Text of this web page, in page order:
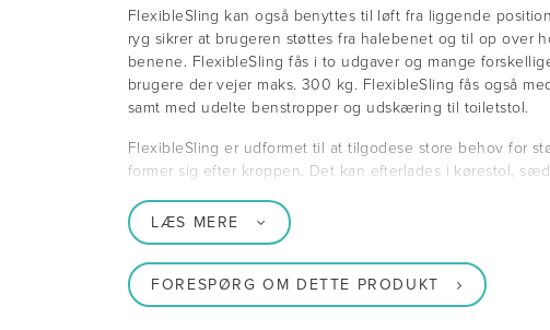
FlexibleSling kan også benyttes til løft fra liggende
ryg sikrer at brugeren støttes fra halebenet og til op over
benene. FlexibleSling fås i to udgaver og mange
brugere der vejer maks. 300 kg. FlexibleSling fås også
samt med udelte benstropper og udskæring til toiletstol.
FlexibleSling er udformet til at tilgodese store behov for
former sig efter kroppen. Det kan efterlades i kørestol,
LÆS MERE
FORESPØRG OM DETTE PRODUKT